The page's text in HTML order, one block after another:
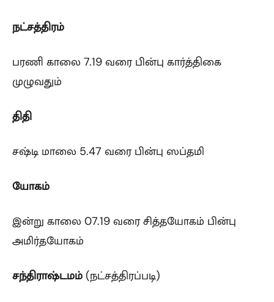
நட்சத்திரம்
பரணி காலை 7.19 வரை பின்பு கார்த்திகை
முழுவதும்
திதி
சஷ்டி மாலை 5.47 வரை பின்பு ஸப்தமி
யோகம்
இன்று காலை 07.19 வரை சித்தயோகம் பின்பு
அமிர்தயோகம்
சந்திராஷ்டமம் (நட்சத்திரப்படி)